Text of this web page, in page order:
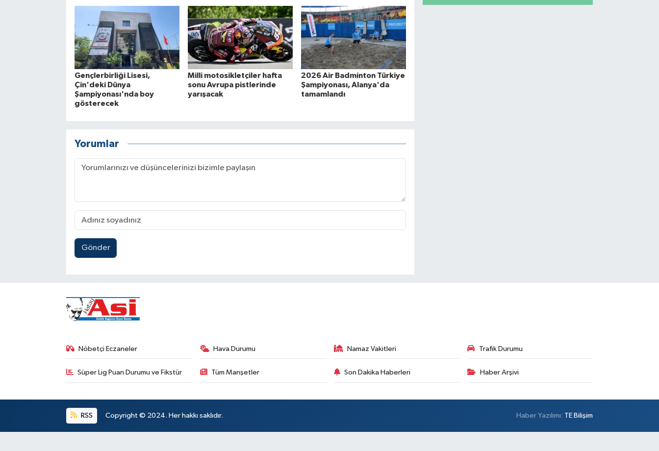
Gençlerbirliği Lisesi,
Çin'deki Dünya
Şampiyonası'nda boy
gösterecek
Milli motosikletçiler hafta
sonu Avrupa pistlerinde
yarışacak
2026 Air Badminton Türkiye
Şampiyonası, Alanya'da
tamamlandı
Yorumlar
Gönder
Nöbetçi Eczaneler Hava Durumu Namaz Vakitleri Trafik Durumu
Süper Lig Puan Durumu ve Fikstür Tüm Manşetler Son Dakika Haberleri Haber Arşivi
RSS Copyright © 2024. Her hakkı saklıdır. Haber Yazılımı: TE Bilişim